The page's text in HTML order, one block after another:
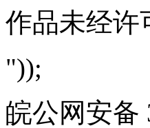
作品未经许
"));
皖公网安备